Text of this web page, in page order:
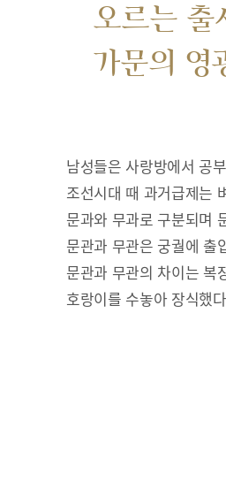
오르는 출
가문의 영
남성들은 사랑방에서 공
조선시대 때 과거급제는
문과와 무과로 구분되며
문관과 무관은 궁궐에 출
문관과 무관의 차이는 복
호랑이를 수놓아 장식했